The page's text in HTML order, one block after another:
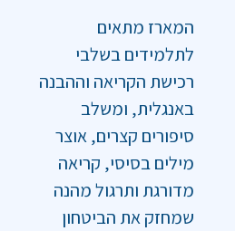
המארז מתאים
לתלמידים בשלבי
רכישת הקריאה וההבנה
באנגלית, ומשלב
סיפורים קצרים, אוצר
מילים בסיסי, קריאה
מדורגת ותרגול מהנה
שמחזק את הביטחון